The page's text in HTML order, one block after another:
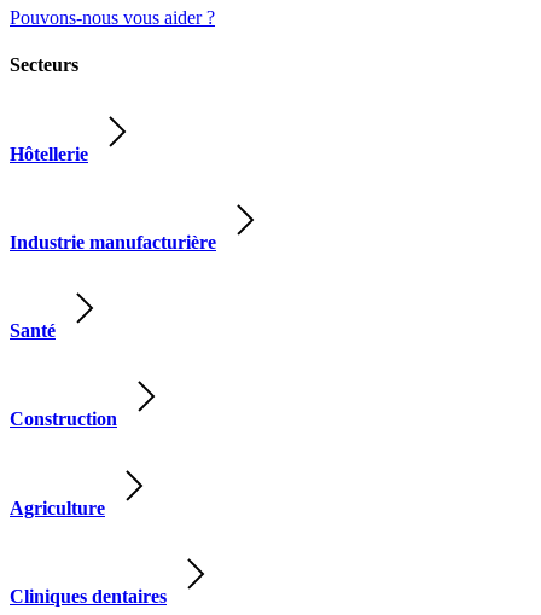
Pouvons-nous vous aider ?
Secteurs
Hôtellerie
Industrie manufacturière
Santé
Construction
Agriculture
Cliniques dentaires